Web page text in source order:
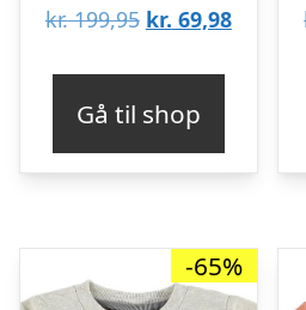
kr.199,95 Den
var:
kr. 199,95.
kr. 69,98Den
kr.
Gå til shop
-65%